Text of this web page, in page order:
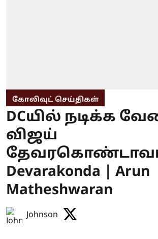
கோலிவுட் செய்திகள்
DCயில் நடிக்க
விஜய்
Devarakonda | Arun
Matheshwaran
Johnson